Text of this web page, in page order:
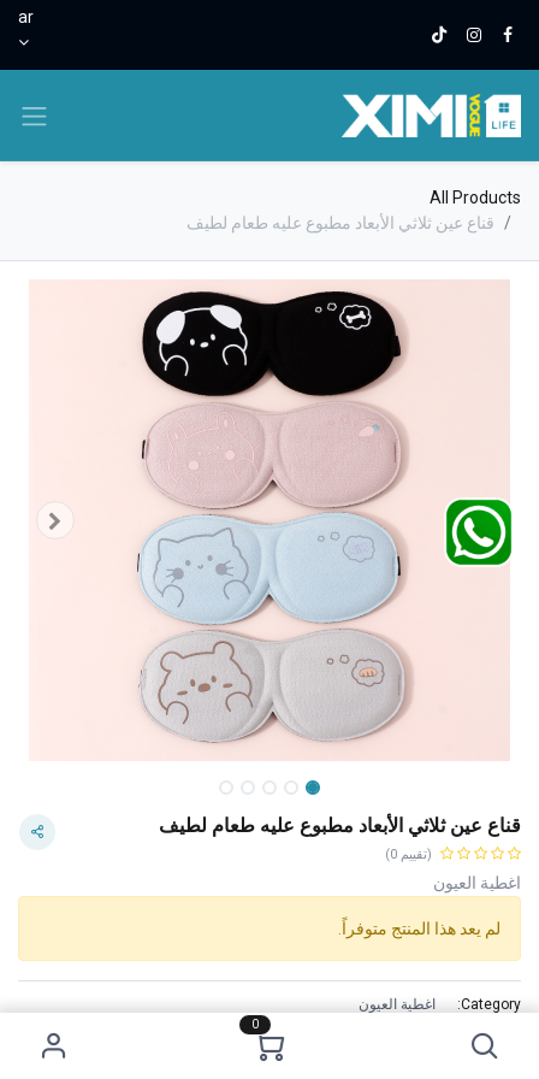
0
ar
All Products
قناع عين ثلاثي الأبعاد مطبوع عليه طعام لطيف
قناع عين ثلاثي الأبعاد مطبوع عليه طعام لطيف
(تقييم 0)
اغطية العيون
لم يعد هذا المنتج متوفراً.
Category:
اغطية العيون
الاستخدام :